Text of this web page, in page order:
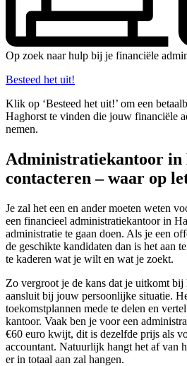
Op zoek naar hulp bij je financiële
Besteed het uit!
Klik op ‘Besteed het uit!’ om een
Haghorst te vinden die jouw financiële
nemen.
Administratiekantoor in
contacteren – waar op
Je zal het een en ander moeten weten
een financieel administratiekantoor in
administratie te gaan doen. Als je een
de geschikte kandidaten dan is het aan
te kaderen wat je wilt en wat je zoekt.
Zo vergroot je de kans dat je uitkomt bij
aansluit bij jouw persoonlijke situatie.
toekomstplannen mede te delen en
kantoor. Vaak ben je voor een
€60 euro kwijt, dit is dezelfde prijs als
accountant. Natuurlijk hangt het af van
er in totaal aan zal hangen.